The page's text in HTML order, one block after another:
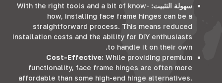
سهولة التثبيت: With the right tools and a bit of know-
how, installing face frame hinges can be a
straightforward process. This means reduced
installation costs and the ability for DIY enthusiasts
to handle it on their own
.
Cost-Effective: While providing premium
functionality, face frame hinges are often more
affordable than some high-end hinge alternatives.